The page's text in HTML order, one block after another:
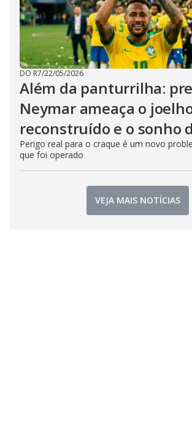
DO R7/22/05/2026
Além da panturrilha:
Neymar ameaça o
reconstruído e o sonho
Perigo real para o craque é um novo
que foi operado
VEJA MAIS NOTÍCIAS